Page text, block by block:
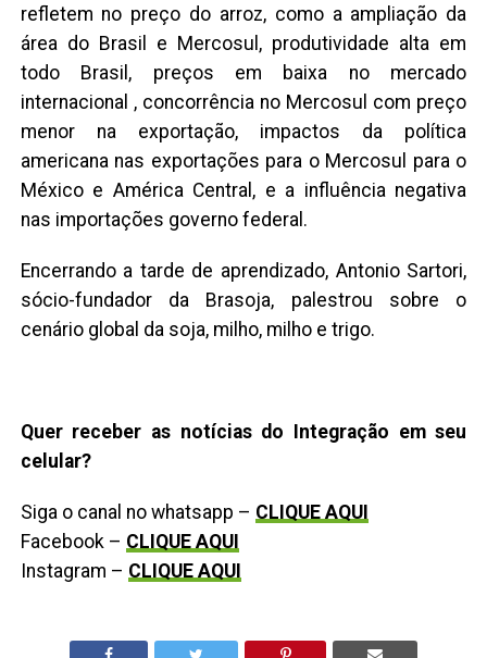
refletem no preço do arroz, como a ampliação da
área do Brasil e Mercosul, produtividade alta em
todo Brasil, preços em baixa no mercado
internacional , concorrência no Mercosul com preço
menor na exportação, impactos da política
americana nas exportações para o Mercosul para o
México e América Central, e a influência negativa
nas importações governo federal.
Encerrando a tarde de aprendizado, Antonio Sartori,
sócio-fundador da Brasoja, palestrou sobre o
cenário global da soja, milho, milho e trigo.
Quer receber as notícias do Integração em seu
celular?
Siga o canal no whatsapp – CLIQUE AQUI
Facebook – CLIQUE AQUI
Instagram – CLIQUE AQUI